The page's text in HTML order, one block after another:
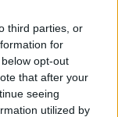
third parties, or
for
opt-out
that after your
seeing
utilized by
di una